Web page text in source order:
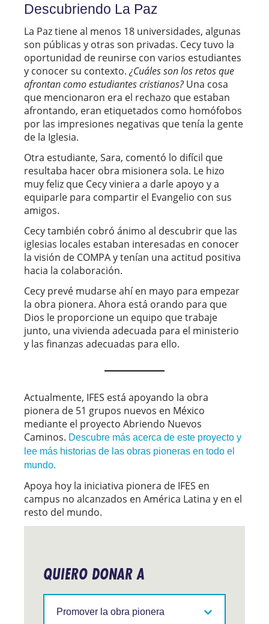
Descubriendo La Paz
La Paz tiene al menos 18 universidades, algunas
son públicas y otras son privadas. Cecy tuvo la
oportunidad de reunirse con varios estudiantes
y conocer su contexto. ¿Cuáles son los retos que
afrontan como estudiantes cristianos?Una cosa
que mencionaron era el rechazo que estaban
afrontando, eran etiquetados como homófobos
por las impresiones negativas que tenía la gente
de la Iglesia.
Otra estudiante, Sara, comentó lo difícil que
resultaba hacer obra misionera sola. Le hizo
muy feliz que Cecy viniera a darle apoyo y a
equiparle para compartir el Evangelio con sus
amigos.
Cecy también cobró ánimo al descubrir que las
iglesias locales estaban interesadas en conocer
la visión de COMPA y tenían una actitud positiva
hacia la colaboración.
Cecy prevé mudarse ahí en mayo para empezar
la obra pionera. Ahora está orando para que
Dios le proporcione un equipo que trabaje
junto, una vivienda adecuada para el ministerio
y las finanzas adecuadas para ello.
Actualmente, IFES está apoyando la obra
pionera de 51 grupos nuevos en México
mediante el proyecto Abriendo Nuevos
Caminos. Descubre más acerca de este proyecto y
lee más historias de las obras pioneras en todo el
mundo.
Apoya hoy la iniciativa pionera de IFES en
campus no alcanzados en América Latina y en el
resto del mundo.
QUIERO DONAR A
Apoya